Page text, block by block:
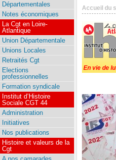
Accueil du
En vie de
Départementales
Notes économiques
La Cgt en Loire-
Atlantique
Union Départementale
Unions Locales
Retraités Cgt
Elections
professionnelles
Formation syndicale
Institut d’Histoire
Sociale CGT 44
Administration
Initiatives
Nos publications
Histoire et valeurs de la
Cgt